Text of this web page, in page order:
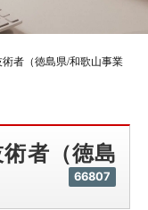
術者（徳島県/和歌山事業
術者（徳島
66807